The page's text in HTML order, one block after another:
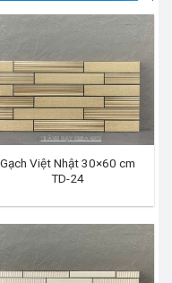
Gạch Việt Nhật 30×60 cm
TD-24